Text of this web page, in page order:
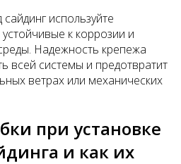
используйте
к коррозии и
Надежность крепежа
всей системы и предотвратит
ветрах или механических
при установке
и как их